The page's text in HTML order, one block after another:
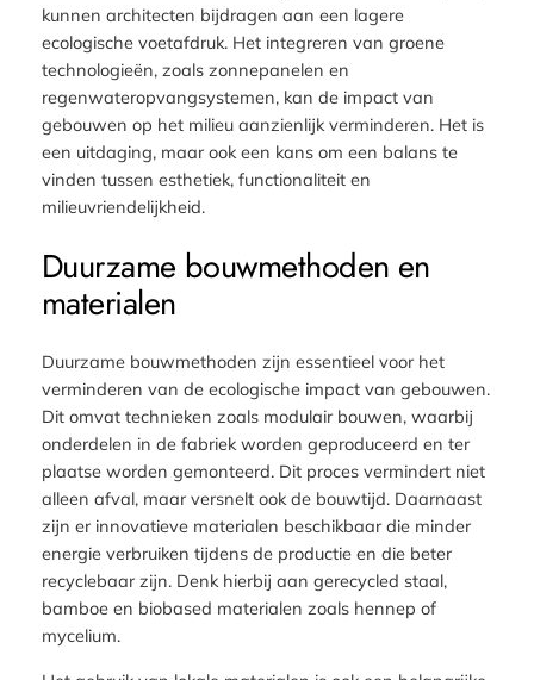
kunnen architecten bijdragen aan een lagere
ecologische voetafdruk. Het integreren van groene
technologieën, zoals zonnepanelen en
regenwateropvangsystemen, kan de impact van
gebouwen op het milieu aanzienlijk verminderen. Het is
een uitdaging, maar ook een kans om een balans te
vinden tussen esthetiek, functionaliteit en
milieuvriendelijkheid.
Duurzame bouwmethoden en
materialen
Duurzame bouwmethoden zijn essentieel voor het
verminderen van de ecologische impact van gebouwen.
Dit omvat technieken zoals modulair bouwen, waarbij
onderdelen in de fabriek worden geproduceerd en ter
plaatse worden gemonteerd. Dit proces vermindert niet
alleen afval, maar versnelt ook de bouwtijd. Daarnaast
zijn er innovatieve materialen beschikbaar die minder
energie verbruiken tijdens de productie en die beter
recyclebaar zijn. Denk hierbij aan gerecycled staal,
bamboe en biobased materialen zoals hennep of
mycelium.